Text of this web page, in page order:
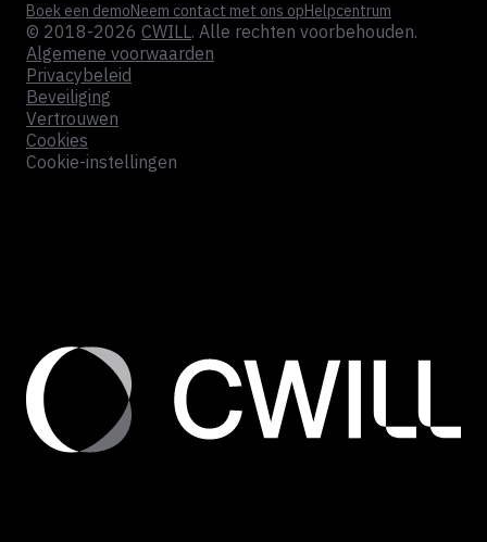
Boek een demoNeem contact met ons opHelpcentrum
© 2018-2026 CWILL. Alle rechten voorbehouden.
Algemene voorwaarden
Privacybeleid
Beveiliging
Vertrouwen
Cookies
Cookie-instellingen